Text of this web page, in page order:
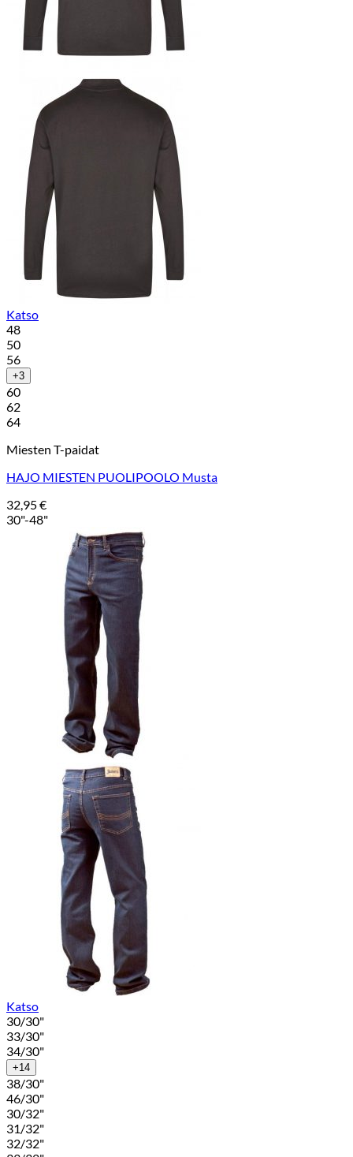
Katso
48
50
56
+3
60
62
64
Miesten T-paidat
HAJO MIESTEN PUOLIPOOLO Musta
32,95€
30"-48"
Katso
30/30"
33/30"
34/30"
+14
38/30"
46/30"
30/32"
31/32"
32/32"